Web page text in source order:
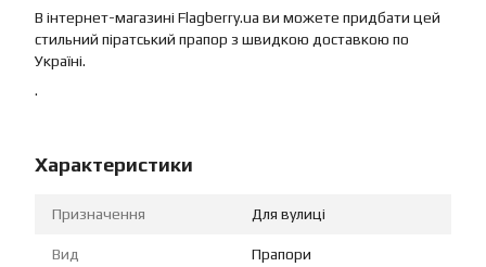
В інтернет-магазині Flagberry.ua ви можете придбати цей
стильний піратський прапор з швидкою доставкою по
Україні.
.
Характеристики
Призначення Для вулиці
Вид Прапори